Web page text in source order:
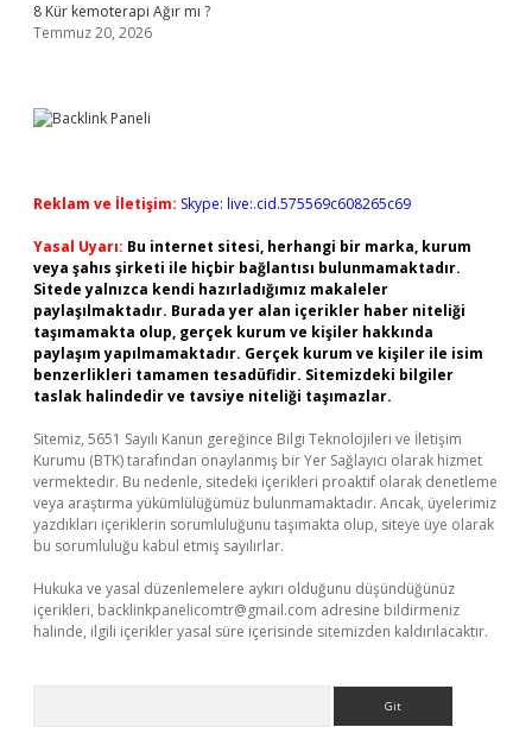
8 Kür kemoterapi Ağır mı ?
Temmuz 20, 2026
Reklam ve İletişim: Skype: live:.cid.575569c608265c69
Yasal Uyarı: Bu internet sitesi, herhangi bir marka, kurum
veya şahıs şirketi ile hiçbir bağlantısı bulunmamaktadır.
Sitede yalnızca kendi hazırladığımız makaleler
paylaşılmaktadır. Burada yer alan içerikler haber niteliği
taşımamakta olup, gerçek kurum ve kişiler hakkında
paylaşım yapılmamaktadır. Gerçek kurum ve kişiler ile isim
benzerlikleri tamamen tesadüfidir. Sitemizdeki bilgiler
taslak halindedir ve tavsiye niteliği taşımazlar.
Sitemiz, 5651 Sayılı Kanun gereğince Bilgi Teknolojileri ve İletişim
Kurumu (BTK) tarafından onaylanmış bir Yer Sağlayıcı olarak hizmet
vermektedir. Bu nedenle, sitedeki içerikleri proaktif olarak denetleme
veya araştırma yükümlülüğümüz bulunmamaktadır. Ancak, üyelerimiz
yazdıkları içeriklerin sorumluluğunu taşımakta olup, siteye üye olarak
bu sorumluluğu kabul etmiş sayılırlar.
Hukuka ve yasal düzenlemelere aykırı olduğunu düşündüğünüz
içerikleri, backlinkpanelicomtr@gmail.com adresine bildirmeniz
halinde, ilgili içerikler yasal süre içerisinde sitemizden kaldırılacaktır.